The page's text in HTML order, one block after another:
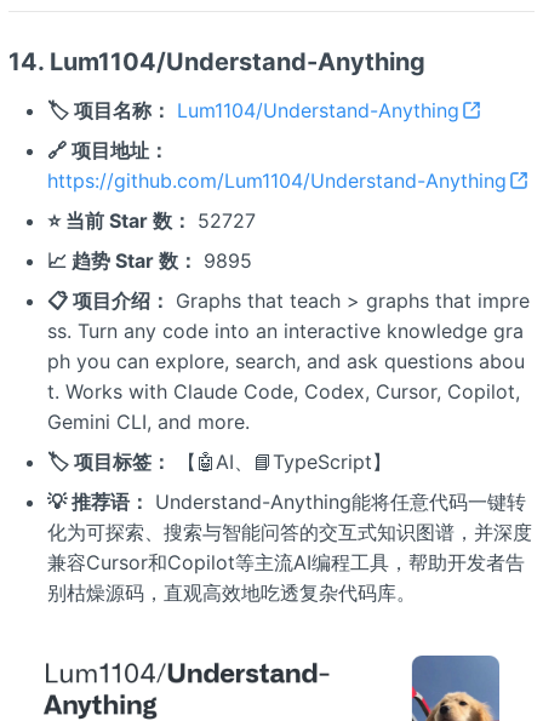
14. Lum1104/Understand-Anything
🏷️ 项目名称： Lum1104/Understand-Anything
🔗 项目地址：
https://github.com/Lum1104/Understand-Anything
⭐ 当前 Star 数： 52727
📈 趋势 Star 数： 9895
📋 项目介绍： Graphs that teach > graphs that impre
ss. Turn any code into an interactive knowledge gra
ph you can explore, search, and ask questions abou
t. Works with Claude Code, Codex, Cursor, Copilot,
Gemini CLI, and more.
🏷️ 项目标签：
【🤖AI、📘TypeScript】
💡 推荐语： Understand-Anything能将任意代码一键转
化为可探索、搜索与智能问答的交互式知识图谱，并深度
兼容Cursor和Copilot等主流AI编程工具，帮助开发者告
别枯燥源码，直观高效地吃透复杂代码库。